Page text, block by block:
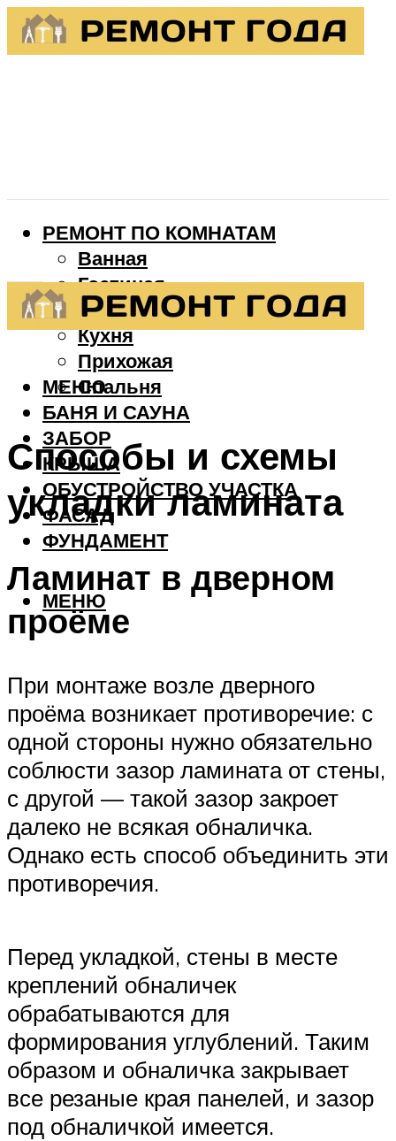
РЕМОНТ ПО КОМНАТАМ
Ванная
Гостиная
Детская
Кухня
Прихожая
Спальня
БАНЯ И САУНА
ЗАБОР
КРЫША
ОБУСТРОЙСТВО УЧАСТКА
ФАСАД
ФУНДАМЕНТ
МЕНЮ
МЕНЮ
Способы и схемы
укладки ламината
Ламинат в дверном
проёме
При монтаже возле дверного
проёма возникает противоречие: с
одной стороны нужно обязательно
соблюсти зазор ламината от стены,
с другой — такой зазор закроет
далеко не всякая обналичка.
Однако есть способ объединить эти
противоречия.
Перед укладкой, стены в месте
креплений обналичек
обрабатываются для
формирования углублений. Таким
образом и обналичка закрывает
все резаные края панелей, и зазор
под обналичкой имеется.